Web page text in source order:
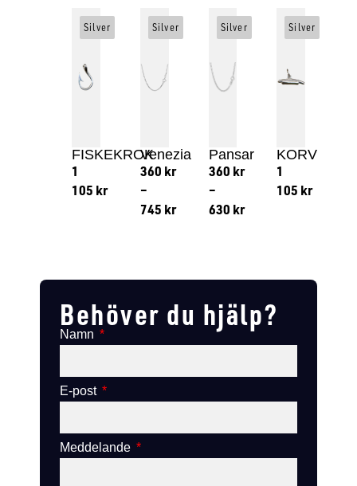
FISKEKROK
1
105 kr
Silver
Venezia
360 kr
–
745 kr
Silver
Pansar
360 kr
–
630 kr
Silver
KORV
1
105 kr
Silver
Behöver du hjälp?
Namn
E-post
Meddelande